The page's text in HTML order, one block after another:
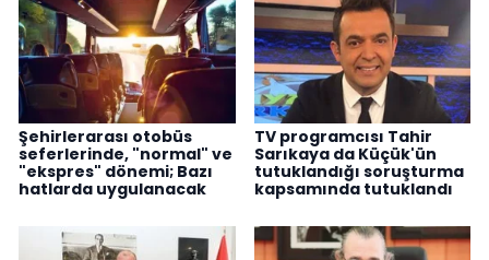
Şehirlerarası otobüs
seferlerinde, "normal" ve
"ekspres" dönemi; Bazı
hatlarda uygulanacak
TV programcısı Tahir
Sarıkaya da Küçük'ün
tutuklandığı soruşturma
kapsamında tutuklandı